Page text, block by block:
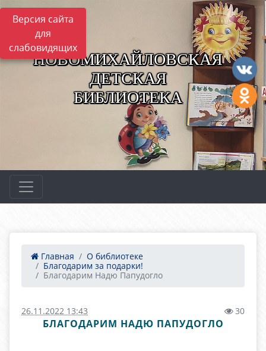
Версия сайта
для
слабовидящих
НОВОМИХАЙЛОВСКАЯ
ДЕТСКАЯ
БИБЛИОТЕКА
Главная
О библиотеке
Благодарим за подарки!
Благодарим Надю Папудогло
26.11.2022 13:43 30
БЛАГОДАРИМ НАДЮ ПАПУДОГЛО